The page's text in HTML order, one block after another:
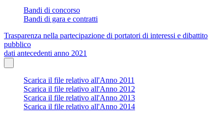
Bandi di concorso
Bandi di gara e contratti
Trasparenza nella partecipazione di portatori di interessi e dibattito
pubblico
dati antecedenti anno 2021
Scarica il file relativo all'Anno 2011
Scarica il file relativo all'Anno 2012
Scarica il file relativo all'Anno 2013
Scarica il file relativo all'Anno 2014